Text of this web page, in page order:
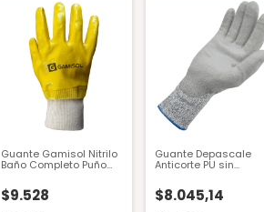
Guante Gamisol Nitrilo
Baño Completo Puño
N1004-T10 Talle 10
$9.528
Guante Depascale
Anticorte PU sin
$8.045,14